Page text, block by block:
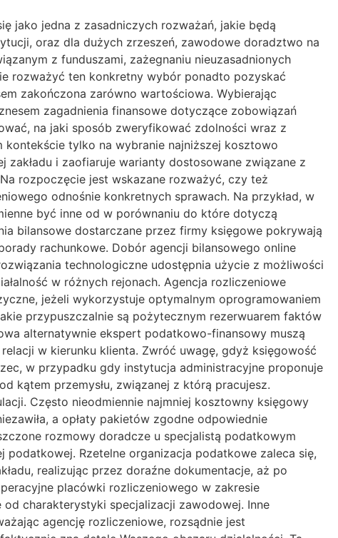
jako jedna z zasadniczych rozważań, jakie będą
oraz dla dużych zrzeszeń, zawodowe doradztwo na
z funduszami, zażegnaniu nieuzasadnionych
rozważyć ten konkretny wybór ponadto pozyskać
zakończona zarówno wartościowa. Wybierając
zagadnienia finansowe dotyczące zobowiązań
na jaki sposób zweryfikować zdolności wraz z
kontekście tylko na wybranie najniższej kosztowo
i zaofiaruje warianty dostosowane związane z
rozpoczęcie jest wskazane rozważyć, czy też
odnośnie konkretnych sprawach. Na przykład, w
być inne od w porównaniu do które dotyczą
bilansowe dostarczane przez firmy księgowe pokrywają
rachunkowe. Dobór agencji bilansowego online
technologiczne udostępnia użycie z możliwości
w różnych rejonach. Agencja rozliczeniowe
jeżeli wykorzystuje optymalnym oprogramowaniem
przypuszczalnie są pożytecznym rezerwuarem faktów
alternatywnie ekspert podatkowo-finansowy muszą
w kierunku klienta. Zwróć uwagę, gdyż księgowość
w przypadku gdy instytucja administracyjne proponuje
kątem przemysłu, związanej z którą pracujesz.
Często nieodmiennie najmniej kosztowny księgowy
a opłaty pakietów zgodne odpowiednie
rozmowy doradcze u specjalistą podatkowym
Rzetelne organizacja podatkowe zaleca się,
realizując przez doraźne dokumentacje, aż po
placówki rozliczeniowego w zakresie
od charakterystyki specjalizacji zawodowej. Inne
agencję rozliczeniowe, rozsądnie jest